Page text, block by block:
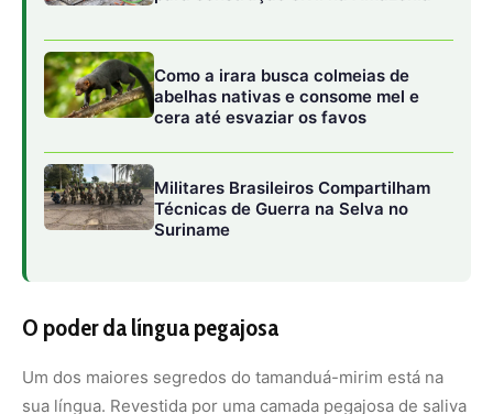
sua língua. Revestida por uma camada pegajosa de saliva
viscosa, ela funciona como um verdadeiro “velcro
natural”. Ao introduzi-la dentro de um formigueiro, o
animal retira centenas de insetos em segundos, sem
precisar abrir buracos grandes ou deixar rastros
evidentes.
pelos predadores durante a caça: enquanto outros
sutileza e rapidez.